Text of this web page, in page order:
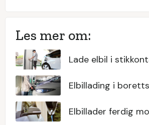
Les mer om:
Lade elbil i
Elbillading i
Elbillader ferdig